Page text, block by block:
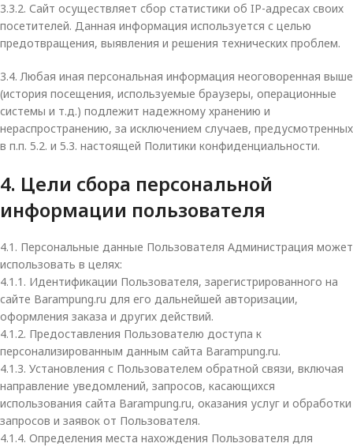
3.3.2. Сайт осуществляет сбор статистики об IP-адресах своих
посетителей. Данная информация используется с целью
предотвращения, выявления и решения технических проблем.
3.4. Любая иная персональная информация неоговоренная выше
(история посещения, используемые браузеры, операционные
системы и т.д.) подлежит надежному хранению и
нераспространению, за исключением случаев, предусмотренных
в п.п. 5.2. и 5.3. настоящей Политики конфиденциальности.
4. Цели сбора персональной
информации пользователя
4.1. Персональные данные Пользователя Администрация может
использовать в целях:
4.1.1. Идентификации Пользователя, зарегистрированного на
сайте Barampung.ru для его дальнейшей авторизации,
оформления заказа и других действий.
4.1.2. Предоставления Пользователю доступа к
персонализированным данным сайта Barampung.ru.
4.1.3. Установления с Пользователем обратной связи, включая
направление уведомлений, запросов, касающихся
использования сайта Barampung.ru, оказания услуг и обработки
запросов и заявок от Пользователя.
4.1.4. Определения места нахождения Пользователя для